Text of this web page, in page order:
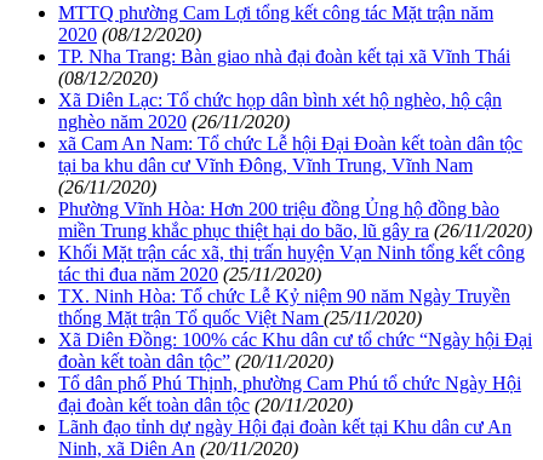
MTTQ phường Cam Lợi tổng kết công tác Mặt trận năm
2020 (08/12/2020)
TP. Nha Trang: Bàn giao nhà đại đoàn kết tại xã Vĩnh Thái
(08/12/2020)
Xã Diên Lạc: Tổ chức họp dân bình xét hộ nghèo, hộ cận
nghèo năm 2020 (26/11/2020)
xã Cam An Nam: Tổ chức Lễ hội Đại Đoàn kết toàn dân tộc
tại ba khu dân cư Vĩnh Đông, Vĩnh Trung, Vĩnh Nam
(26/11/2020)
Phường Vĩnh Hòa: Hơn 200 triệu đồng Ủng hộ đồng bào
miền Trung khắc phục thiệt hại do bão, lũ gây ra (26/11/2020)
Khối Mặt trận các xã, thị trấn huyện Vạn Ninh tổng kết công
tác thi đua năm 2020 (25/11/2020)
TX. Ninh Hòa: Tổ chức Lễ Kỷ niệm 90 năm Ngày Truyền
thống Mặt trận Tổ quốc Việt Nam (25/11/2020)
Xã Diên Đồng: 100% các Khu dân cư tổ chức “Ngày hội Đại
đoàn kết toàn dân tộc” (20/11/2020)
Tổ dân phố Phú Thịnh, phường Cam Phú tổ chức Ngày Hội
đại đoàn kết toàn dân tộc (20/11/2020)
Lãnh đạo tỉnh dự ngày Hội đại đoàn kết tại Khu dân cư An
Ninh, xã Diên An (20/11/2020)